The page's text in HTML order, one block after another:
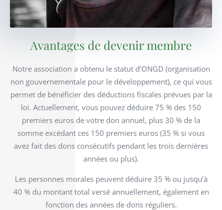
Avantages de devenir membre
Notre association a obtenu le statut d’ONGD (organisation
non gouvernementale pour le développement), ce qui vous
permet de bénéficier des déductions fiscales prévues par la
loi. Actuellement, vous pouvez déduire 75 % des 150
premiers euros de votre don annuel, plus 30 % de la
somme excédant ces 150 premiers euros (35 % si vous
avez fait des dons consécutifs pendant les trois dernières
années ou plus).
Les personnes morales peuvent déduire 35 % ou jusqu’à
40 % du montant total versé annuellement, également en
fonction des années de dons réguliers.